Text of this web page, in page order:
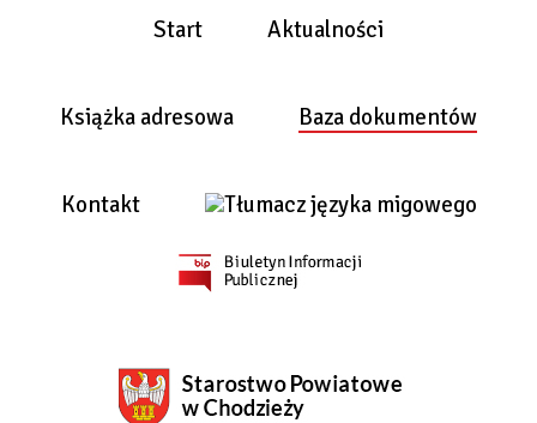
Start Aktualności
Książka adresowa Baza dokumentów
Kontakt